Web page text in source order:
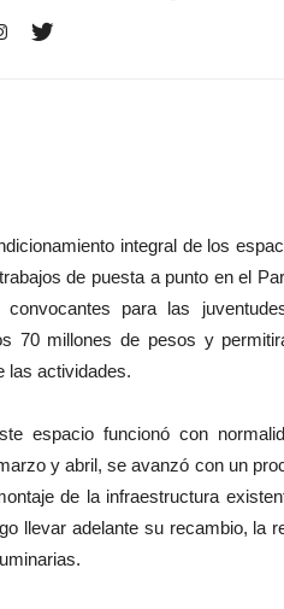
integral de los
de puesta a punto en el
para las
70 millones de pesos y
las actividades.
espacio funcionó con
y abril, se avanzó con un
de la infraestructura
llevar adelante su recambio, la